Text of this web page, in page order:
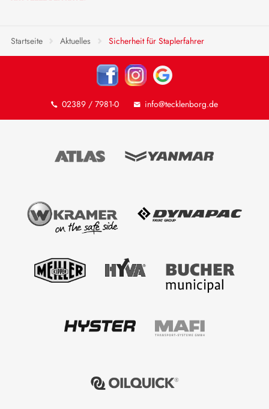
Startseite Aktuelles Sicherheit für Staplerfahrer
02389 / 7981-0 info@tecklenborg.de